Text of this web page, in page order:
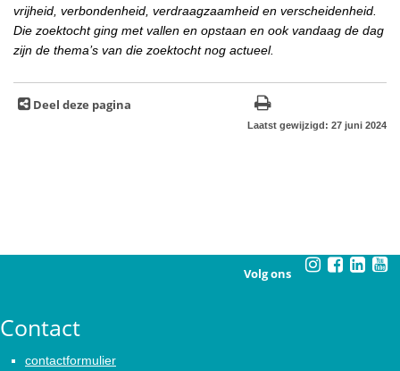
vrijheid, verbondenheid, verdraagzaamheid en verscheidenheid.
Die zoektocht ging met vallen en opstaan en ook vandaag de dag
zijn de thema’s van die zoektocht nog actueel.
Deel deze pagina
Laatst gewijzigd: 27 juni 2024
Volg ons
Contact
contactformulier